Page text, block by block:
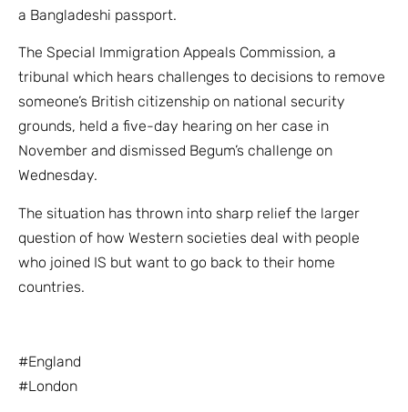
a Bangladeshi passport.
The Special Immigration Appeals Commission, a
tribunal which hears challenges to decisions to remove
someone’s British citizenship on national security
grounds, held a five-day hearing on her case in
November and dismissed Begum’s challenge on
Wednesday.
The situation has thrown into sharp relief the larger
question of how Western societies deal with people
who joined IS but want to go back to their home
countries.
#England
#London